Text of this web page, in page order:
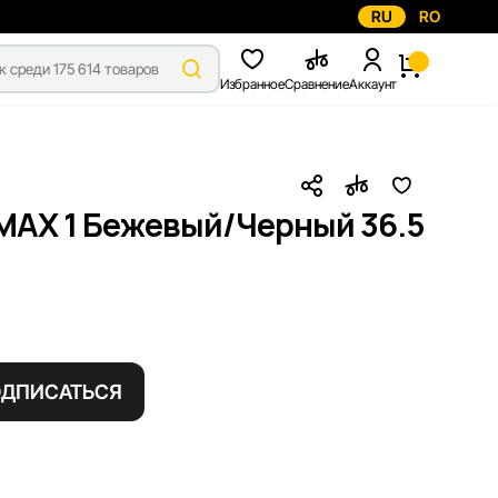
RU RO
ИзбранноеСравнениеАккаунт
1 Бежевый/Черный 36.5